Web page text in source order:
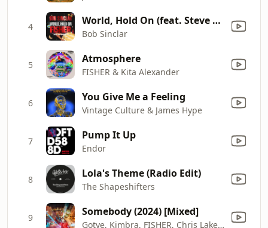
4 World, Hold On (feat. Steve Edwards) [FISHER Rework]
Bob Sinclar
5 Atmosphere
FISHER & Kita Alexander
6 You Give Me a Feeling
Vintage Culture & James Hype
7 Pump It Up
Endor
8 Lola's Theme (Radio Edit)
The Shapeshifters
9 Somebody (2024) [Mixed]
Gotye, Kimbra, FISHER, Chris Lake & Sante Sansone